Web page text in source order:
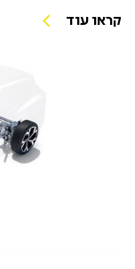
קראו עוד